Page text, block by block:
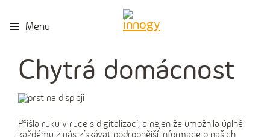
Menu
Chytrá domácnost
Přišla ruku v ruce s digitalizací, a nejen že umožnila úplně